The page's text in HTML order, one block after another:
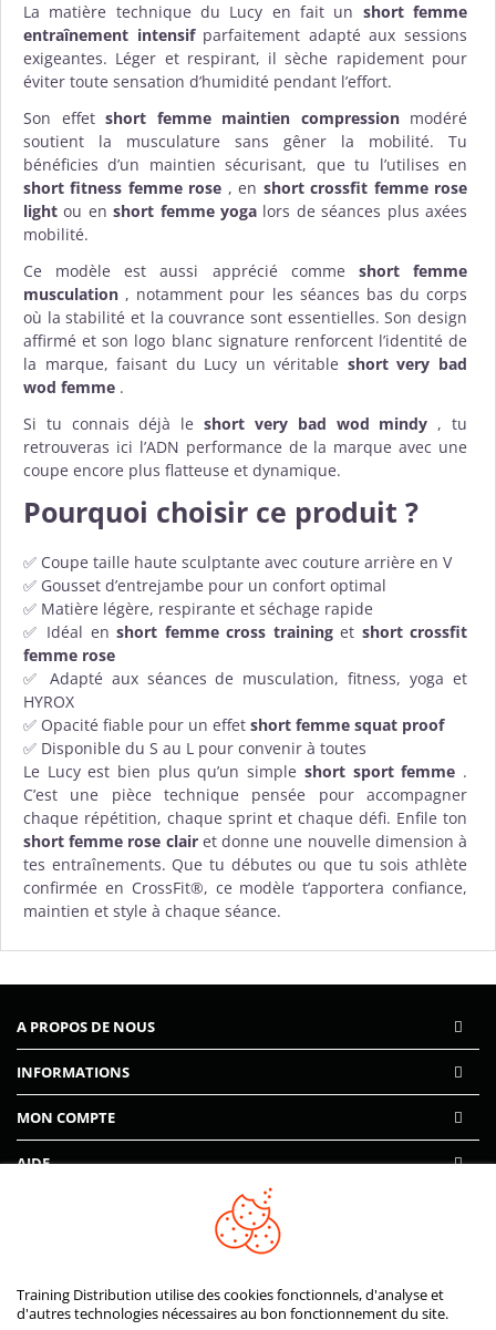
La matière technique du Lucy en fait un short femme
entraînement intensifparfaitement adapté aux sessions
exigeantes. Léger et respirant, il sèche rapidement pour
éviter toute sensation d’humidité pendant l’effort.
Son effet short femme maintien compressionmodéré
soutient la musculature sans gêner la mobilité. Tu
bénéficies d’un maintien sécurisant, que tu l’utilises en
short fitness femme rose , en short crossfit femme rose
light ou enshort femme yoga lors de séances plus axées
mobilité.
Ce modèle est aussi apprécié comme short femme
musculation , notamment pour les séances bas du corps
où la stabilité et la couvrance sont essentielles. Son design
affirmé et son logo blanc signature renforcent l’identité de
la marque, faisant du Lucy un véritable short very bad
wod femme .
Si tu connais déjà leshort very bad wod mindy , tu
retrouveras ici l’ADN performance de la marque avec une
coupe encore plus flatteuse et dynamique.
Pourquoi choisir ce produit ?
✅ Coupe taille haute sculptante avec couture arrière en V
✅ Gousset d’entrejambe pour un confort optimal
✅ Matière légère, respirante et séchage rapide
✅ Idéal en short femme cross traininget short crossfit
femme rose
✅ Adapté aux séances de musculation, fitness, yoga et
HYROX
✅ Opacité fiable pour un effet short femme squat proof
✅ Disponible du S au L pour convenir à toutes
Le Lucy est bien plus qu’un simple short sport femme .
C’est une pièce technique pensée pour accompagner
chaque répétition, chaque sprint et chaque défi. Enfile ton
short femme rose clairet donne une nouvelle dimension à
tes entraînements. Que tu débutes ou que tu sois athlète
confirmée en CrossFit®, ce modèle t’apportera confiance,
maintien et style à chaque séance.
A PROPOS DE NOUS
INFORMATIONS
MON COMPTE
Training Distribution utilise des cookies fonctionnels, d'analyse et
d'autres technologies nécessaires au bon fonctionnement du site.
AIDE